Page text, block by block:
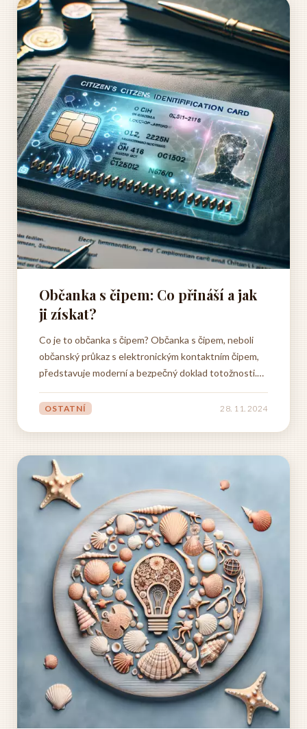
Občanka s čipem: Co přináší a jak
ji získat?
Co je to občanka s čipem? Občanka s čipem, neboli
občanský průkaz s elektronickým kontaktním čipem,
představuje moderní a bezpečný doklad totožnosti.
nových možností. Usnadňuje a urychluje řadu
OSTATNÍ 28. 11. 2024